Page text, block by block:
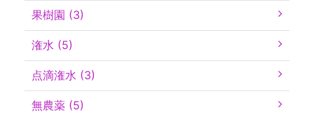
果樹園 (3)
潅水 (5)
点滴潅水 (3)
無農薬 (5)